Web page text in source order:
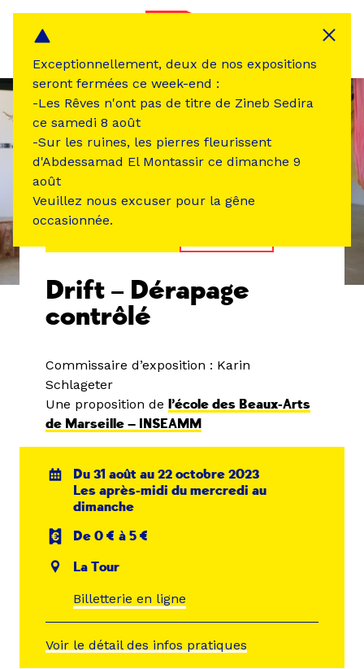
Drift – Dérapage
contrôlé
Commissaire d’exposition : Karin
Schlageter
Une proposition de l’école des Beaux-Arts
de Marseille — INSEAMM
Du 31 août au 22 octobre 2023
Les après-midi du mercredi au
dimanche
De 0 € à 5 €
La Tour
Billetterie en ligne
Voir le détail des infos pratiques
Exceptionnellement, deux de nos expositions
seront fermées ce week-end :
-Les Rêves n'ont pas de titre de Zineb Sedira
ce samedi 8 août
-Sur les ruines, les pierres fleurissent
d'Abdessamad El Montassir ce dimanche 9
août
Veuillez nous excuser pour la gêne
occasionnée.
Panneau de gestion des cookies